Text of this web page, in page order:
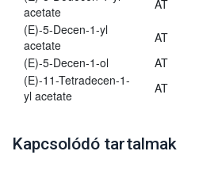
acetate
AT
(E)-5-Decen-1-yl
acetate
AT
(E)-5-Decen-1-ol
AT
(E)-11-Tetradecen-1-
yl acetate
AT
Kapcsolódó tartalmak